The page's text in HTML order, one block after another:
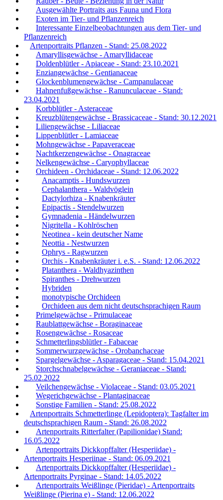
Ausgewählte Portraits aus Fauna und Flora
Exoten im Tier- und Pflanzenreich
Interessante Einzelbeobachtungen aus dem Tier- und
Pflanzenreich
Artenportraits Pflanzen - Stand: 25.08.2022
Amaryllisgewächse - Amaryllidaceae
Doldenblütler - Apiaceae - Stand: 23.10.2021
Enziangewächse - Gentianaceae
Glockenblumengewächse - Campanulaceae
Hahnenfußgewächse - Ranunculaceae - Stand:
23.04.2021
Korbblütler - Asteraceae
Kreuzblütengewächse - Brassicaceae - Stand: 30.12.2021
Liliengewächse - Liliaceae
Lippenblütler - Lamiaceae
Mohngewächse - Papaveraceae
Nachtkerzengewächse - Onagraceae
Nelkengewächse - Caryophyllaceae
Orchideen - Orchidaceae - Stand: 12.06.2022
Anacamptis - Hundswurzen
Cephalanthera - Waldvöglein
Dactylorhiza - Knabenkräuter
Epipactis - Stendelwurzen
Gymnadenia - Händelwurzen
Nigritella - Kohlröschen
Neotinea - kein deutscher Name
Neottia - Nestwurzen
Ophrys - Ragwurzen
Orchis - Knabenkräuter i. e.S. - Stand: 12.06.2022
Platanthera - Waldhyazinthen
Spiranthes - Drehwurzen
Hybriden
monotypische Orchideen
Orchideen aus dem nicht deutschsprachigen Raum
Primelgewächse - Primulaceae
Raublattgewächse - Boraginaceae
Rosengewächse - Rosaceae
Schmetterlingsblütler - Fabaceae
Sommerwurzgewächse - Orobanchaceae
Spargelgewächse - Asparagaceae - Stand: 15.04.2021
Storchschnabelgewächse - Geraniaceae - Stand:
25.02.2022
Veilchengewächse - Violaceae - Stand: 03.05.2021
Wegerichgewächse - Plantaginaceae
Sonstige Familien - Stand: 25.08.2022
Artenportraits Schmetterlinge (Lepidoptera): Tagfalter im
deutschsprachigen Raum - Stand: 26.08.2022
Artenportraits Ritterfalter (Papilionidae) Stand:
16.05.2022
Artenportraits Dickkopffalter (Hesperiidae) -
Artenportraits Hesperiinae - Stand: 06.09.2021
Artenportraits Dickkopffalter (Hesperiidae) -
Artenportraits Pyrginae - Stand: 14.05.2022
Artenportraits Weißlinge (Pieridae) - Artenportraits
Weißlinge (Pierina e) - Stand: 12.06.2022